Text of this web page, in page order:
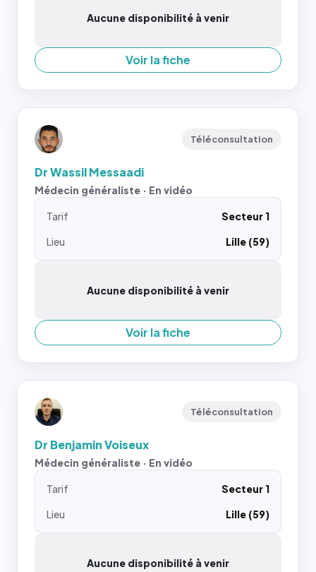
Aucune disponibilité à venir
Voir la fiche
Téléconsultation
Dr Wassil Messaadi
Médecin généraliste · En vidéo
Tarif
Secteur 1
Lieu
Lille (59)
Aucune disponibilité à venir
Voir la fiche
Téléconsultation
Dr Benjamin Voiseux
Médecin généraliste · En vidéo
Tarif
Secteur 1
Lieu
Lille (59)
Aucune disponibilité à venir